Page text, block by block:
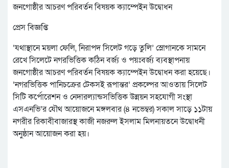
জনগোষ্ঠীর আচরণ পরিবর্তন বিষয়ক ক্যাম্পেইন উদ্বোধন
প্রেস বিজ্ঞপ্তি
‘যথাস্থানে ময়লা ফেলি, নিরাপদ সিলেট গড়ে তুলি’ স্লোগানকে সামনে
রেখে সিলেটে নগরভিত্তিক কঠিন বর্জ্য ও পয়ঃবর্জ্য ব্যবস্থাপনায়
জনগোষ্ঠীর আচরণ পরিবর্তন বিষয়ক ক্যাম্পেইন উদ্বোধন করা হয়েছে।
‘নগরভিত্তিক পানিচক্রের টেকসই রূপান্তর’ প্রকল্পের আওতায় সিলেট
সিটি কর্পোরেশন ও নেদারল্যান্ডসভিত্তিক উন্নয়ন সহযোগী সংস্থা
এসএনভি’র যৌথ আয়োজনে মঙ্গলবার (৪ নভেম্বর) সকাল সাড়ে ১১টায়
নগরীর রিকাবীবাজারস্থ কাজী নজরুল ইসলাম মিলনায়তনে উদ্বোধনী
অনুষ্ঠান আয়োজন করা হয়।